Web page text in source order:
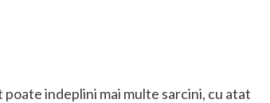
indeplini mai multe sarcini, cu atat